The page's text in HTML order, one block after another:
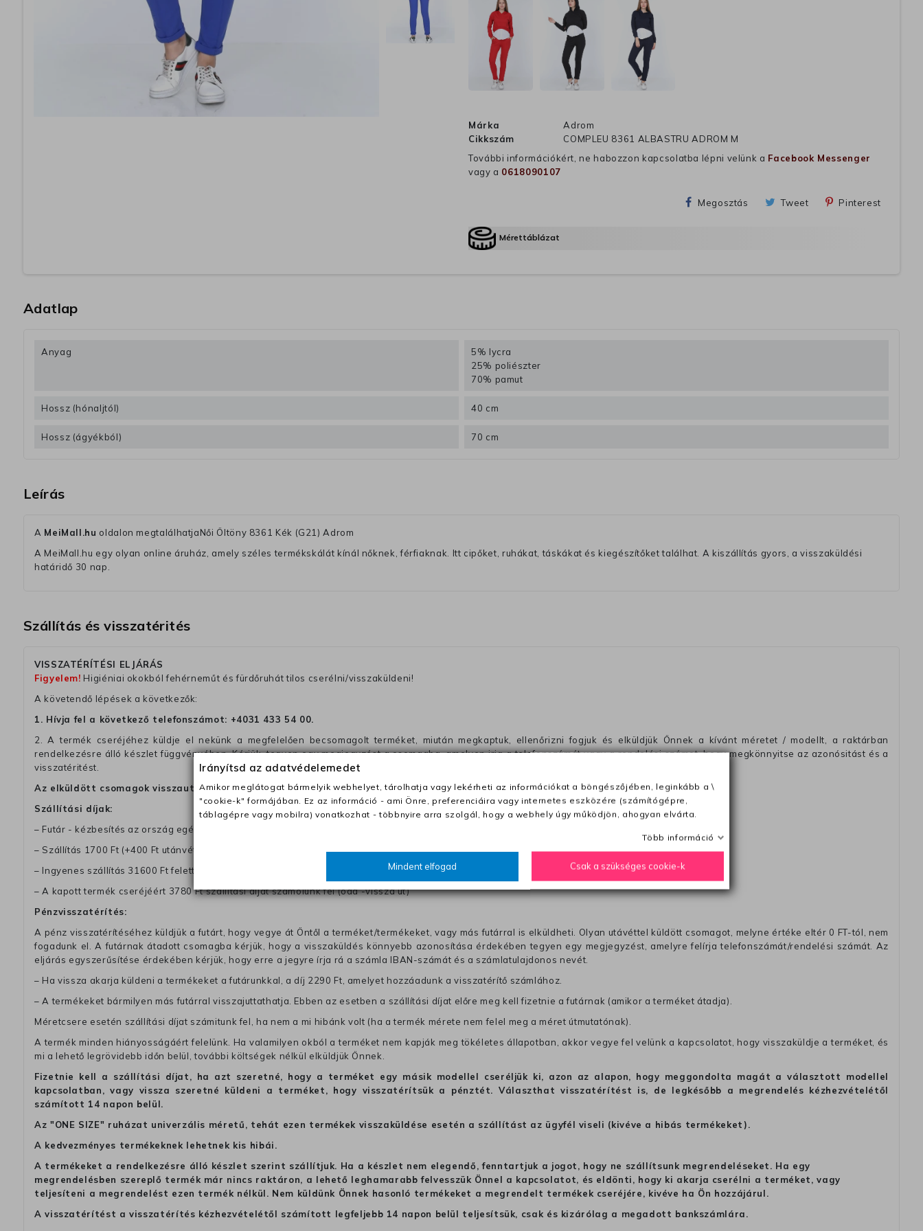
Márka
Adrom
Cikkszám
COMPLEU 8361 ALBASTRU ADROM M
További információkért, ne habozzon kapcsolatba lépni velünk a Facebook Messenger
vagy a 0618090107
Megosztás Tweet Pinterest
Mérettáblázat
Adatlap
Anyag
5% lycra
25% poliészter
70% pamut
Hossz (hónaljtól) 40 cm
Hossz (ágyékból) 70 cm
Leírás
A MeiMall.hu oldalon megtalálhatjaNői Öltöny 8361 Kék (G21) Adrom
A MeiMall.hu egy olyan online áruház, amely széles termékskálát kínál nőknek, férfiaknak. Itt cipőket, ruhákat, táskákat és kiegészítőket találhat. A kiszállítás gyors, a visszaküldési
határidő 30 nap.
Szállítás és visszatérités
VISSZATÉRÍTÉSI ELJÁRÁS
Figyelem! Higiéniai okokból fehérneműt és fürdőruhát tilos cserélni/visszaküldeni!
A követendő lépések a következők:
1. Hívja fel a következő telefonszámot: +4031 433 54 00.
2. A termék cseréjéhez küldje el nekünk a megfelelően becsomagolt terméket, miután megkaptuk, ellenőrizni fogjuk és elküldjük Önnek a kívánt méretet / modellt, a raktárban
rendelkezésre álló készlet függvényében. Kérjük, tegyen egy megjegyzést a csomagba, amelyen irja a telefonszámát vagy a rendelési számot, hogy megkönnyitse az azonósitást és a
visszatéritést.
Az elküldött csomagok visszautasításra kerülnek, ha ezeket nem megfelelő módon csomagolják !!
Szállítási díjak:
– Futár - kézbesítés az ország egész területén, 2-3 munkanapon belül a megrendelés e-mailben / sms-ben történő megerősítésétől számítva
– Szállítás 1700 Ft (+400 Ft utánvéttel)
– Ingyenes szállítás 31600 Ft feletti megrendeléseknél (+400 Ft utánvétte)
– A kapott termék cseréjéért 3780 Ft szállítási díjat számolunk fel (oda -vissza út)
Pénzvisszatérítés:
A pénz visszatérítéséhez küldjük a futárt, hogy vegye át Öntől a terméket/termékeket, vagy más futárral is elküldheti. Olyan utávéttel küldött csomagot, melyne értéke eltér 0 FT-tól, nem
fogadunk el. A futárnak átadott csomagba kérjük, hogy a visszaküldés könnyebb azonosítása érdekében tegyen egy megjegyzést, amelyre felírja telefonszámát/rendelési számát. Az
eljárás egyszerűsítése érdekében kérjük, hogy erre a jegyre írja rá a számla IBAN-számát és a számlatulajdonos nevét.
– Ha vissza akarja küldeni a termékeket a futárunkkal, a díj 2290 Ft, amelyet hozzáadunk a visszatérítő számlához.
– A termékeket bármilyen más futárral visszajuttathatja. Ebben az esetben a szállítási díjat előre meg kell fizetnie a futárnak (amikor a terméket átadja).
Méretcsere esetén szállítási díjat számitunk fel, ha nem a mi hibánk volt (ha a termék mérete nem felel meg a méret útmutatónak).
A termék minden hiányosságáért felelünk. Ha valamilyen okból a terméket nem kapják meg tökéletes állapotban, akkor vegye fel velünk a kapcsolatot, hogy visszaküldje a terméket, és
mi a lehető legrövidebb időn belül, további költségek nélkül elküldjük Önnek.
Fizetnie kell a szállítási díjat, ha azt szeretné, hogy a terméket egy másik modellel cseréljük ki, azon az alapon, hogy meggondolta magát a választott modellel
kapcsolatban, vagy vissza szeretné küldeni a terméket, hogy visszatérítsük a pénztét. Választhat visszatérítést is, de legkésőbb a megrendelés kézhezvételétől
számított 14 napon belül.
Az "ONE SIZE" ruházat univerzális méretű, tehát ezen termékek visszaküldése esetén a szállítást az ügyfél viseli (kivéve a hibás termékeket).
A kedvezményes termékeknek lehetnek kis hibái.
A termékeket a rendelkezésre álló készlet szerint szállítjuk. Ha a készlet nem elegendő, fenntartjuk a jogot, hogy ne szállítsunk megrendeléseket. Ha egy
megrendelésben szereplő termék már nincs raktáron, a lehető leghamarabb felvesszük Önnel a kapcsolatot, és eldönti, hogy ki akarja cserélni a terméket, vagy
teljesíteni a megrendelést ezen termék nélkül. Nem küldünk Önnek hasonló termékeket a megrendelt termékek cseréjére, kivéve ha Ön hozzájárul.
A visszatérítést a visszatérítés kézhezvételétől számított legfeljebb 14 napon belül teljesítsük, csak és kizárólag a megadott bankszámlára.
Irányítsd az adatvédelemedet
Amikor meglátogat bármelyik webhelyet, tárolhatja vagy lekérheti az információkat a böngészőjében, leginkább a \
"cookie-k" formájában. Ez az információ - ami Önre, preferenciáira vagy internetes eszközére (számítógépre,
táblagépre vagy mobilra) vonatkozhat - többnyire arra szolgál, hogy a webhely úgy működjön, ahogyan elvárta.
Több információ
Mindent elfogad Csak a szükséges cookie-k